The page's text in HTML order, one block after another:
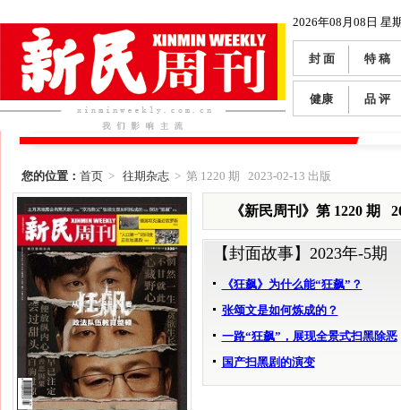
2026年08月08日 星
封 面 特 稿
健康 品 评
您的位置： 首页> 往期杂志> 第 1220 期 2023-02-13 出版
《新民周刊》第 1220 期
【封面故事】 2023年-5期
《狂飙》为什么能“狂飙”？
张颂文是如何炼成的？
一路“狂飙”，展现全景式扫黑除恶
国产扫黑剧的演变